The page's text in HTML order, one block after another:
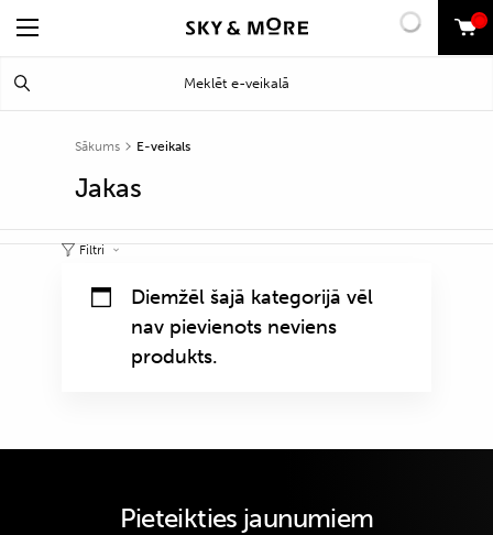
0
Sākums E-veikals
Jakas
Filtri
Diemžēl šajā kategorijā vēl
nav pievienots neviens
produkts.
Pieteikties jaunumiem